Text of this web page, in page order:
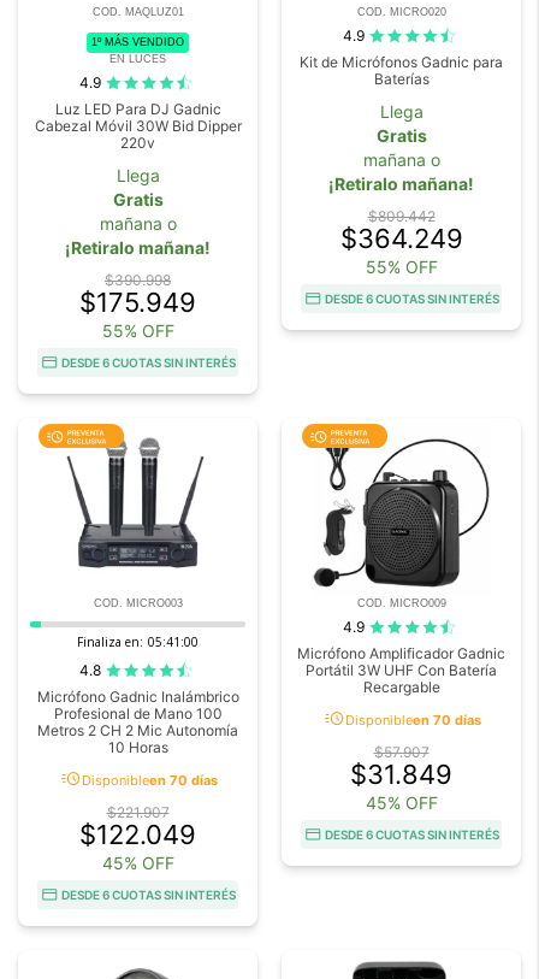
COD. MAQLUZ01
1º MÁS VENDIDO
EN LUCES
4.9
Luz LED Para DJ Gadnic
Cabezal Móvil 30W Bid Dipper
220v
Llega
Gratis
mañana o
¡Retiralo mañana!
$390.998
$175.949
55% OFF
DESDE 6 CUOTAS SIN INTERÉS
COD. MICRO020
4.9
Kit de Micrófonos Gadnic para
Baterías
Llega
Gratis
mañana o
¡Retiralo mañana!
$809.442
$364.249
55% OFF
DESDE 6 CUOTAS SIN INTERÉS
COD. MICRO003
Finaliza en: 05:40:59
4.8
Micrófono Gadnic Inalámbrico
Profesional de Mano 100
Metros 2 CH 2 Mic Autonomía
10 Horas
acuteDisponibleen 70 días
$221.907
$122.049
45% OFF
DESDE 6 CUOTAS SIN INTERÉS
COD. MICRO009
4.9
Micrófono Amplificador Gadnic
Portátil 3W UHF Con Batería
Recargable
acuteDisponibleen 70 días
$57.907
$31.849
45% OFF
DESDE 6 CUOTAS SIN INTERÉS